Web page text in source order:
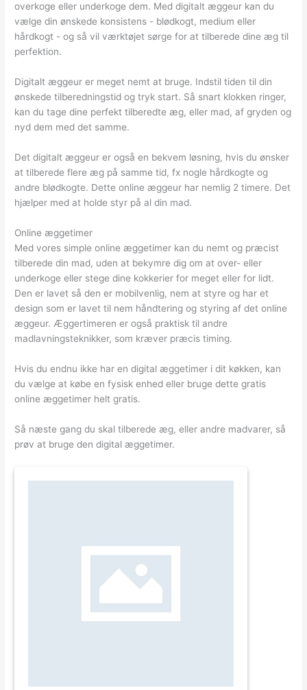
overkoge eller underkoge dem. Med digitalt æggeur kan du
vælge din ønskede konsistens - blødkogt, medium eller
hårdkogt - og så vil værktøjet sørge for at tilberede dine æg til
perfektion.
Digitalt æggeur er meget nemt at bruge. Indstil tiden til din
ønskede tilberedningstid og tryk start. Så snart klokken ringer,
kan du tage dine perfekt tilberedte æg, eller mad, af gryden og
nyd dem med det samme.
Det digitalt æggeur er også en bekvem løsning, hvis du ønsker
at tilberede flere æg på samme tid, fx nogle hårdkogte og
andre blødkogte. Dette online æggeur har nemlig 2 timere. Det
hjælper med at holde styr på al din mad.
Online æggetimer
Med vores simple online æggetimer kan du nemt og præcist
tilberede din mad, uden at bekymre dig om at over- eller
underkoge eller stege dine kokkerier for meget eller for lidt.
Den er lavet så den er mobilvenlig, nem at styre og har et
design som er lavet til nem håndtering og styring af det online
æggeur. Æggertimeren er også praktisk til andre
madlavningsteknikker, som kræver præcis timing.
Hvis du endnu ikke har en digital æggetimer i dit køkken, kan
du vælge at købe en fysisk enhed eller bruge dette gratis
online æggetimer helt gratis.
Så næste gang du skal tilberede æg, eller andre madvarer, så
prøv at bruge den digital æggetimer.